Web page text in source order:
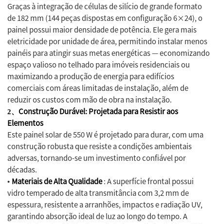
Graças à integração de células de silício de grande formato
de 182 mm (144 peças dispostas em configuração 6×24), o
painel possui maior densidade de potência. Ele gera mais
eletricidade por unidade de área, permitindo instalar menos
painéis para atingir suas metas energéticas — economizando
espaço valioso no telhado para imóveis residenciais ou
maximizando a produção de energia para edifícios
comerciais com áreas limitadas de instalação, além de
reduzir os custos com mão de obra na instalação.
2、 Construção Durável: Projetada para Resistir aos
Elementos
Este painel solar de 550 W é projetado para durar, com uma
construção robusta que resiste a condições ambientais
adversas, tornando-se um investimento confiável por
décadas.
• Materiais de Alta Qualidade: A superfície frontal possui
vidro temperado de alta transmitância com 3,2 mm de
espessura, resistente a arranhões, impactos e radiação UV,
garantindo absorção ideal de luz ao longo do tempo. A